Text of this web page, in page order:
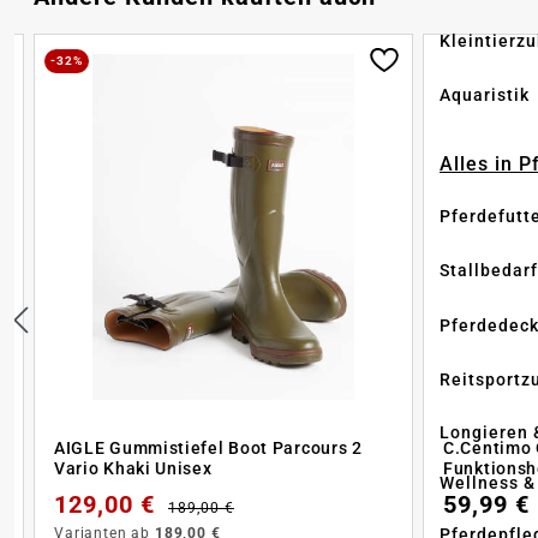
Aquaristik
Alles in
Stallbedarf
Longieren
Wellness
-32%
AIGLE Gummistiefel Boot Parcours 2
Vario Khaki Unisex
129,00 €
189,00 €
Varianten ab 189,00 €
C.Centimo
59,99 €